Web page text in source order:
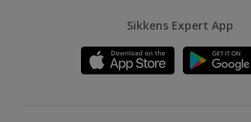
Sikkens Expert App